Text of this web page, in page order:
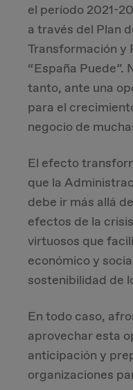
el período 2021-
a través del Plan
Transformación y
“España Puede”.
tanto, ante una
para el
negocio de
El efecto
que la
debe ir más allá
efectos de la
virtuosos que
económico y
sostenibilidad de
En todo caso,
aprovechar esta
anticipación y
organizaciones